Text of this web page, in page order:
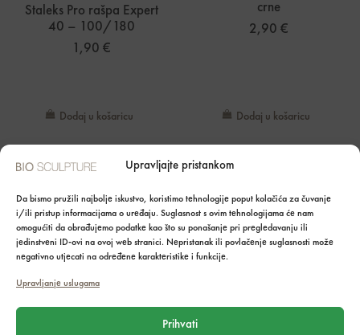
Upravljajte pristankom
Da bismo pružili najbolje iskustvo, koristimo tehnologije poput kolačića za čuvanje
i/ili pristup informacijama o uređaju. Suglasnost s ovim tehnologijama će nam
omogućiti da obrađujemo podatke kao što su ponašanje pri pregledavanju ili
jedinstveni ID-ovi na ovoj web stranici. Nepristanak ili povlačenje suglasnosti može
negativno utjecati na određene karakteristike i funkcije.
Upravljanje uslugama
Prihvati
Staleks Pro rašpa Expert
40 – 100/180
1,90 €
Dodaj u košaricu
crne
2,90 €
Dodaj u košaricu
Trajni lak Evo Carmen
21,70
Colour gel Angelina